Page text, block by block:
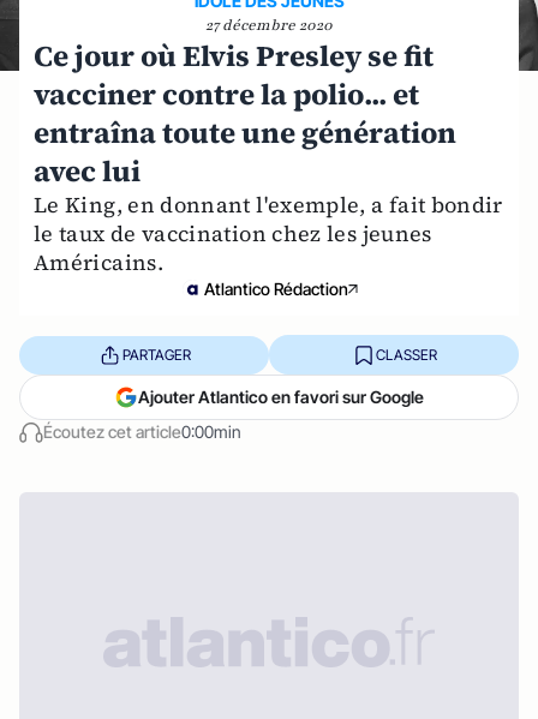
27 décembre 2020
Ce jour où Elvis Presley se fit
vacciner contre la polio... et
entraîna toute une génération
avec lui
Le King, en donnant l'exemple, a fait bondir
le taux de vaccination chez les jeunes
Américains.
Atlantico Rédaction
Écoutez cet article0:00min
PARTAGER CLASSER
Ajouter Atlantico en favori sur Google